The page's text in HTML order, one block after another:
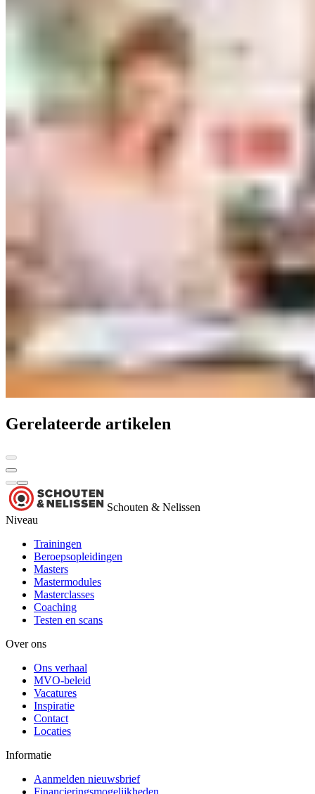
Gerelateerde artikelen
Schouten & Nelissen
Niveau
Trainingen
Beroepsopleidingen
Masters
Mastermodules
Masterclasses
Coaching
Testen en scans
Over ons
Ons verhaal
MVO-beleid
Vacatures
Inspiratie
Contact
Locaties
Informatie
Aanmelden nieuwsbrief